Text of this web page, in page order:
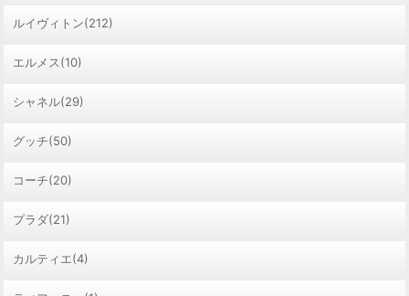
ルイヴィトン(212)
エルメス(10)
シャネル(29)
グッチ(50)
コーチ(20)
プラダ(21)
カルティエ(4)